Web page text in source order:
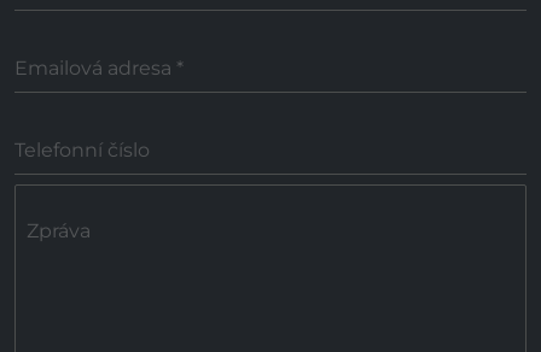
Emailová adresa *
Telefonní číslo
Zpráva